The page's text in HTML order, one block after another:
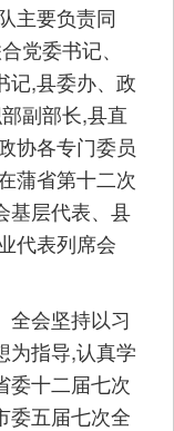
主要负责同
党委书记、
记,县委办、政
副部长,县直
协各专门委员
蒲省第十二次
基层代表、县
代表列席会
会坚持以习
为指导,认真学
委十二届七次
委五届七次全